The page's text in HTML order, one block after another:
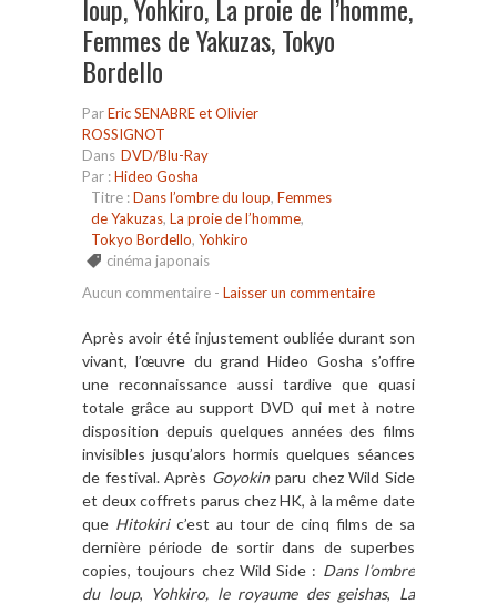
loup, Yohkiro, La proie de l’homme,
Femmes de Yakuzas, Tokyo
Bordello
ParEric SENABRE et Olivier
ROSSIGNOT
Dans DVD/Blu-Ray
Par :Hideo Gosha
Titre :Dans l’ombre du loup, Femmes
de Yakuzas, La proie de l’homme,
Tokyo Bordello, Yohkiro
cinéma japonais
Aucun commentaire - Laisser un commentaire
Après avoir été injustement oubliée durant son
vivant, l’œuvre du grand Hideo Gosha s’offre
une reconnaissance aussi tardive que quasi
totale grâce au support DVD qui met à notre
disposition depuis quelques années des films
invisibles jusqu’alors hormis quelques séances
de festival. Après Goyokinparu chez Wild Side
et deux coffrets parus chez HK, à la même date
que Hitokiric’est au tour de cinq films de sa
dernière période de sortir dans de superbes
copies, toujours chez Wild Side : Dans l’ombre
du loup, Yohkiro, le royaume des geishas, La